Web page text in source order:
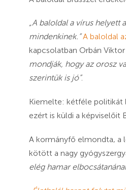
„A baloldal a vírus helyett
mindenkinek.”A baloldal
kapcsolatban Orbán
mondják, hogy az orosz
szerintük is jó”.
Kiemelte: kétféle politikát
ezért is küldi a képviselőit
A kormányfő elmondta, a
kötött a nagy
elég hamar